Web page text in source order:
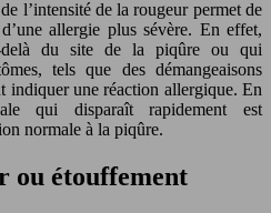
l’intensité de la rougeur permet de
allergie plus sévère. En effet,
delà du site de la piqûre ou qui
tels que des démangeaisons
indiquer une réaction allergique. En
qui disparaît rapidement est
normale à la piqûre.
ou étouffement